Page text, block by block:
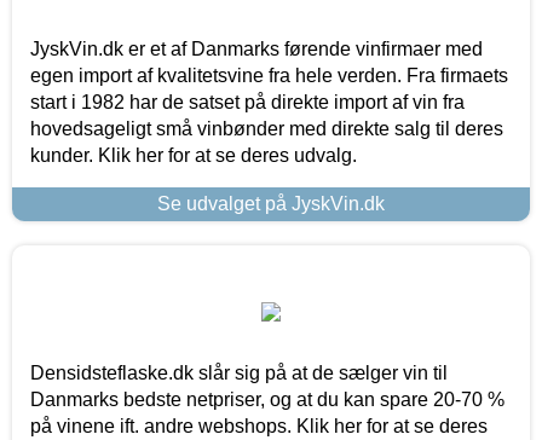
JyskVin.dk er et af Danmarks førende vinfirmaer med
egen import af kvalitetsvine fra hele verden. Fra firmaets
start i 1982 har de satset på direkte import af vin fra
hovedsageligt små vinbønder med direkte salg til deres
kunder. Klik her for at se deres udvalg.
Se udvalget på JyskVin.dk
Densidsteflaske.dk slår sig på at de sælger vin til
Danmarks bedste netpriser, og at du kan spare 20-70 %
på vinene ift. andre webshops. Klik her for at se deres